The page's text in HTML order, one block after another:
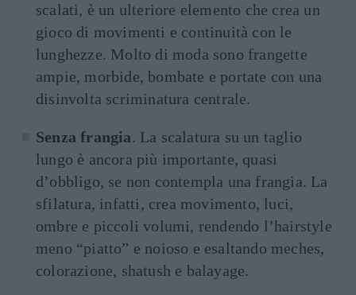
scalati, è un ulteriore elemento che crea un
gioco di movimenti e continuità con le
lunghezze. Molto di moda sono frangette
ampie, morbide, bombate e portate con una
disinvolta scriminatura centrale.
Senza frangia. La scalatura su un taglio
lungo è ancora più importante, quasi
d’obbligo, se non contempla una frangia. La
sfilatura, infatti, crea movimento, luci,
ombre e piccoli volumi, rendendo l’hairstyle
meno “piatto” e noioso e esaltando meches,
colorazione, shatush e balayage.